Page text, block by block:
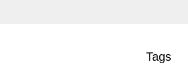
Tags